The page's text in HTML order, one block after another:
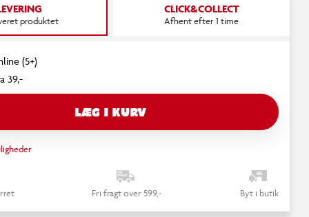
produktet
CLICK&COLLECT
Afhent efter 1 time
(5+)
39,-
LÆG I KURV
Fri fragt over 599,- Byt i butik